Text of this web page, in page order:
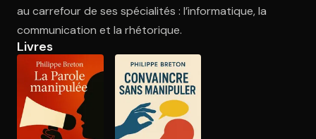
au carrefour de ses spécialités : l’informatique, la
communication et la rhétorique.
Livres